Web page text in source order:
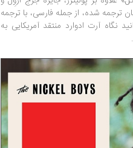
ترجمه شده، از جمله فارسی، با ترجمه
نگاه آرت ادوارد منتقد آمریکایی به